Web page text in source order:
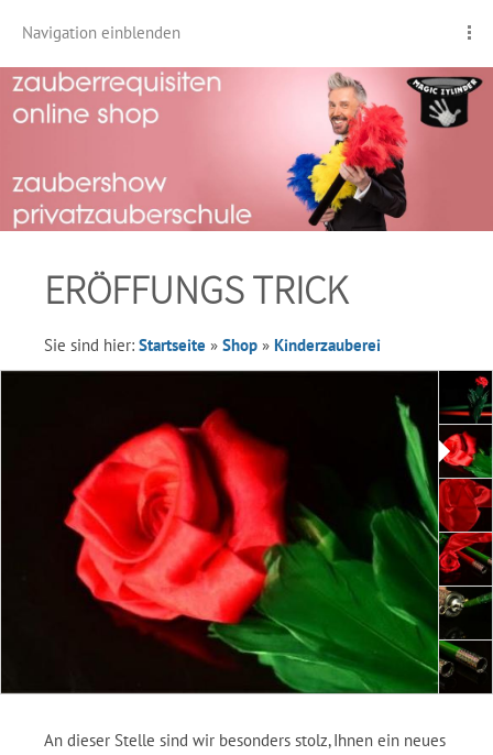
Navigation einblenden
ERÖFFUNGS TRICK
Sie sind hier: Startseite » Shop » Kinderzauberei
An dieser Stelle sind wir besonders stolz, Ihnen ein neues